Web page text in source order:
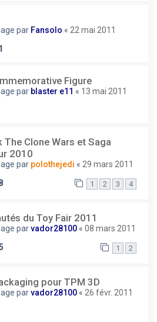
par Fansolo « 22 mai 2011
Figure
par blaster e11 « 13 mai 2011
The Clone Wars et Saga
2010
par polothejedi « 29 mars 2011
1 2 3 4
du Toy Fair 2011
parvador28100 « 08 mars 2011
1 2
pour TPM 3D
parvador28100 « 26 févr. 2011